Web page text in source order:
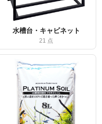
水槽台・キャビネット
21 点